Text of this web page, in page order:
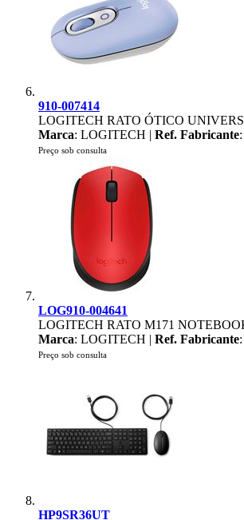
910-007414
LOGITECH RATO ÓTICO
Marca: LOGITECH | Ref. Fabricante
Preço sob consulta
LOG910-004641
LOGITECH RATO M171
Marca: LOGITECH | Ref. Fabricante
Preço sob consulta
HP9SR36UT